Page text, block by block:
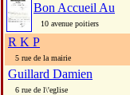
Bon Accueil Au
10 avenue poitiers
R K P
5 rue de la mairie
Guillard Damien
6 rue de l\'eglise